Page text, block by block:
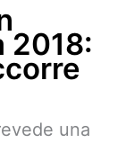
2018:
una